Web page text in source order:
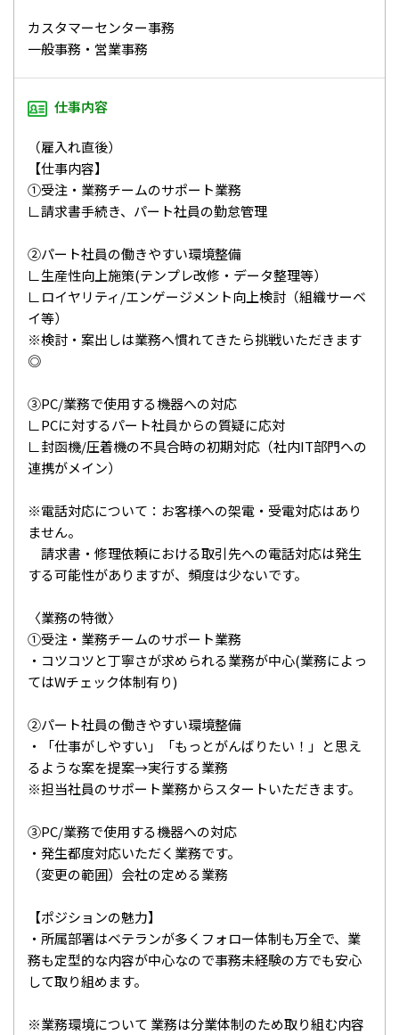
カスタマーセンター事務
一般事務・営業事務
仕事内容
（雇入れ直後）
【仕事内容】
①受注・業務チームのサポート業務
∟請求書手続き、パート社員の勤怠管理
②パート社員の働きやすい環境整備
∟生産性向上施策(テンプレ改修・データ整理等）
∟ロイヤリティ/エンゲージメント向上検討（組織サーベ
イ等）
※検討・案出しは業務へ慣れてきたら挑戦いただきます
◎
③PC/業務で使用する機器への対応
∟PCに対するパート社員からの質疑に応対
∟封函機/圧着機の不具合時の初期対応（社内IT部門への
連携がメイン）
※電話対応について：お客様への架電・受電対応はあり
ません。
請求書・修理依頼における取引先への電話対応は発生
する可能性がありますが、頻度は少ないです。
〈業務の特徴〉
①受注・業務チームのサポート業務
・コツコツと丁寧さが求められる業務が中心(業務によっ
てはWチェック体制有り)
②パート社員の働きやすい環境整備
・「仕事がしやすい」「もっとがんばりたい！」と思え
るような案を提案→実行する業務
※担当社員のサポート業務からスタートいただきます。
③PC/業務で使用する機器への対応
・発生都度対応いただく業務です。
（変更の範囲）会社の定める業務
【ポジションの魅力】
・所属部署はベテランが多くフォロー体制も万全で、業
務も定型的な内容が中心なので事務未経験の方でも安心
して取り組めます。
※業務環境について 業務は分業体制のため取り組む内容